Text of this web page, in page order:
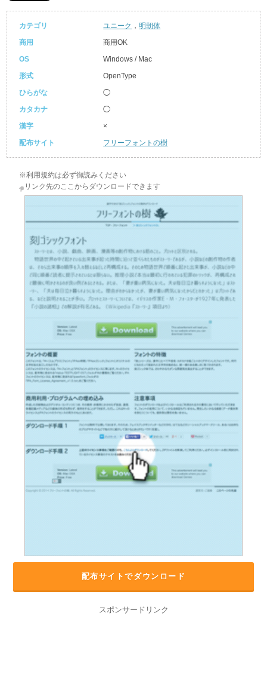
カテゴリ ユニーク ，明朝体
商用
商用OK
OS
Windows / Mac
形式
OpenType
ひらがな
◯
カタカナ
◯
漢字
×
配布サイト
フリーフォントの樹
※利用規約は必ず御読みください
リンク先のここからダウンロードできます
配布サイトでダウンロード
スポンサードリンク